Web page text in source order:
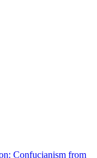
Confucianism from